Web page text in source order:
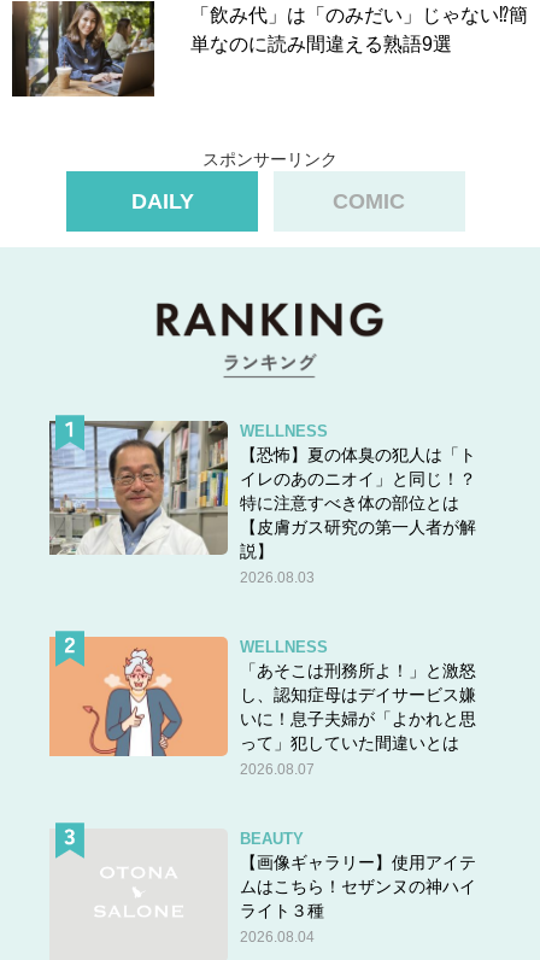
「飲み代」は「のみだい」じゃない⁉簡
単なのに読み間違える熟語9選
スポンサーリンク
DAILY COMIC
WELLNESS
【恐怖】夏の体臭の犯人は「ト
イレのあのニオイ」と同じ！？
特に注意すべき体の部位とは
【皮膚ガス研究の第一人者が解
説】
2026.08.03
WELLNESS
「あそこは刑務所よ！」と激怒
し、認知症母はデイサービス嫌
いに！息子夫婦が「よかれと思
って」犯していた間違いとは
2026.08.07
BEAUTY
【画像ギャラリー】使用アイテ
ムはこちら！セザンヌの神ハイ
ライト３種
2026.08.04